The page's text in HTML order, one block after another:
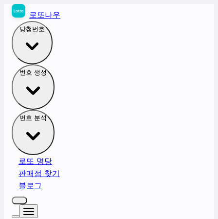
로또나우
당첨번호
번호 생성
번호 분석
로또 명당
판매점 찾기
블로그